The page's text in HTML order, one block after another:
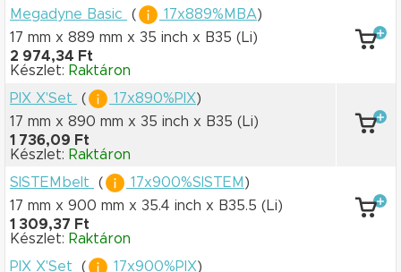
Megadyne Basic
( 17x889%MBA)
17 mm x 889 mm x 35 inch x B35 (Li)
2 974,34 Ft
Készlet: Raktáron
PIX X'Set
( 17x890%PIX)
17 mm x 890 mm x 35 inch x B35 (Li)
1 736,09 Ft
Készlet: Raktáron
SISTEMbelt
( 17x900%SISTEM )
17 mm x 900 mm x 35.4 inch x B35.5 (Li)
1 309,37 Ft
Készlet: Raktáron
PIX X'Set
( 17x900%PIX)